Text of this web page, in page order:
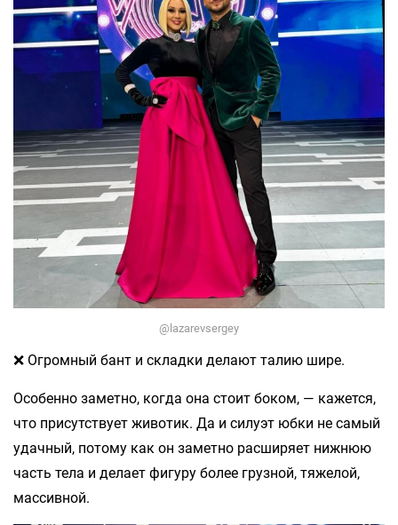
@lazarevsergey
❌ Огромный бант и складки делают талию шире.
Особенно заметно, когда она стоит боком, — кажется,
что присутствует животик. Да и силуэт юбки не самый
удачный, потому как он заметно расширяет нижнюю
часть тела и делает фигуру более грузной, тяжелой,
массивной.